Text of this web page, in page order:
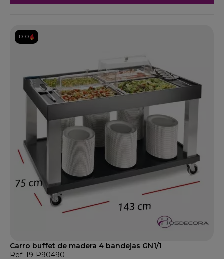
DTO.
Carro buffet de madera 4 bandejas GN1/1
Ref: 19-P90490